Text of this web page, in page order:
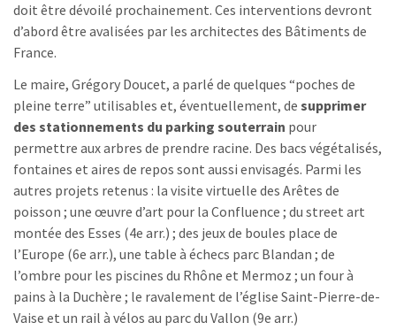
doit être dévoilé prochainement. Ces interventions devront
d’abord être avalisées par les architectes des Bâtiments de
France.
Le maire, Grégory Doucet, a parlé de quelques “poches de
pleine terre” utilisables et, éventuellement, de supprimer
des stationnements du parking souterrain pour
permettre aux arbres de prendre racine. Des bacs végétalisés,
fontaines et aires de repos sont aussi envisagés. Parmi les
autres projets retenus : la visite virtuelle des Arêtes de
poisson ; une œuvre d’art pour la Confluence ; du street art
montée des Esses (4e arr.) ; des jeux de boules place de
l’Europe (6e arr.), une table à échecs parc Blandan ; de
l’ombre pour les piscines du Rhône et Mermoz ; un four à
pains à la Duchère ; le ravalement de l’église Saint-Pierre-de-
Vaise et un rail à vélos au parc du Vallon (9e arr.)